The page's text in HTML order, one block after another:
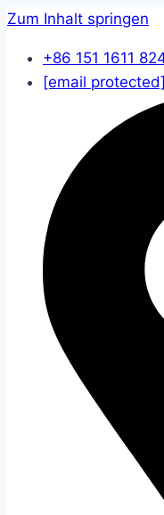
Zum Inhalt springen
+86 151 1611
[email protected]